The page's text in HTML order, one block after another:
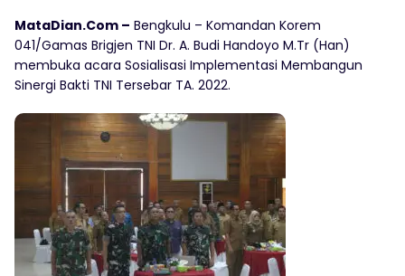
MataDian.Com – Bengkulu – Komandan Korem
041/Gamas Brigjen TNI Dr. A. Budi Handoyo M.Tr (Han)
membuka acara Sosialisasi Implementasi Membangun
Sinergi Bakti TNI Tersebar TA. 2022.